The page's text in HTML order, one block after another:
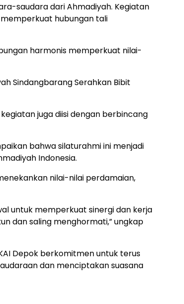
saudara dari Ahmadiyah. Kegiatan
hubungan tali
harmonis memperkuat nilai-
Sindangbarang Serahkan Bibit
juga diisi dengan berbincang
bahwa silaturahmi ini menjadi
Indonesia.
nilai-nilai perdamaian,
untuk memperkuat sinergi dan kerja
dan saling menghormati,” ungkap
Depok berkomitmen untuk terus
dan menciptakan suasana